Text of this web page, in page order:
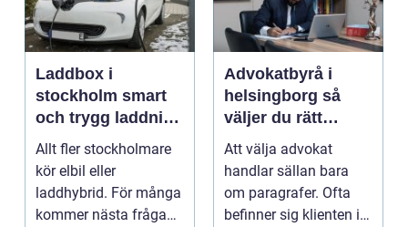
Laddbox i
stockholm smart
och trygg laddning
hemma och på
jobbet
Allt fler stockholmare
kör elbil eller
laddhybrid. För många
kommer nästa fråga
Advokatbyrå i
helsingborg så
väljer du rätt
juridiskt stöd
Att välja advokat
handlar sällan bara
om paragrafer. Ofta
befinner sig klienten i